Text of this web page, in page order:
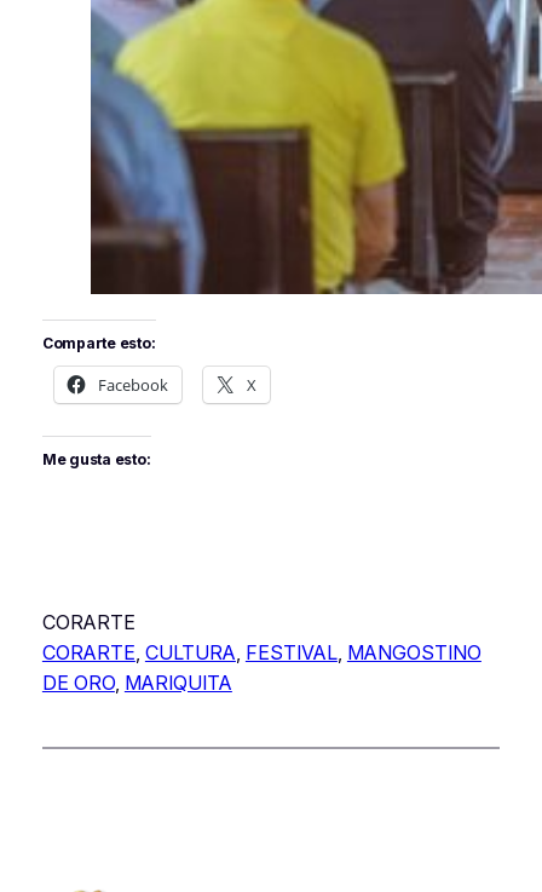
Comparte esto:
Facebook X
Me gusta esto:
CORARTE
CORARTE CULTURA FESTIVAL, MANGOSTINO
DE ORO, MARIQUITA